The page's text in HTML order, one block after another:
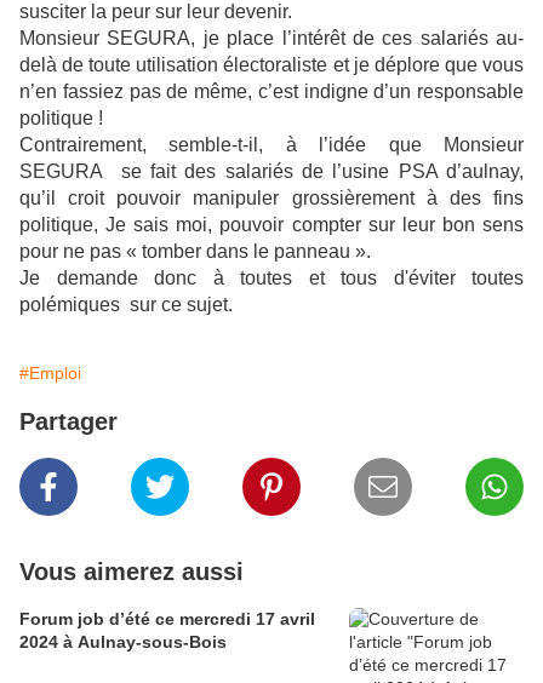
susciter la peur sur leur devenir.
Monsieur SEGURA, je place l’intérêt de ces salariés au-
delà de toute utilisation électoraliste et je déplore que vous
n’en fassiez pas de même, c’est indigne d’un responsable
politique !
Contrairement, semble-t-il, à l’idée que Monsieur
SEGURA se fait des salariés de l’usine PSA d’aulnay,
qu’il croit pouvoir manipuler grossièrement à des fins
politique, Je sais moi, pouvoir compter sur leur bon sens
pour ne pas « tomber dans le panneau ».
Je demande donc à toutes et tous d'éviter toutes
polémiques sur ce sujet.
#Emploi
Partager
Vous aimerez aussi
Forum job d’été ce mercredi 17 avril
2024 à Aulnay-sous-Bois